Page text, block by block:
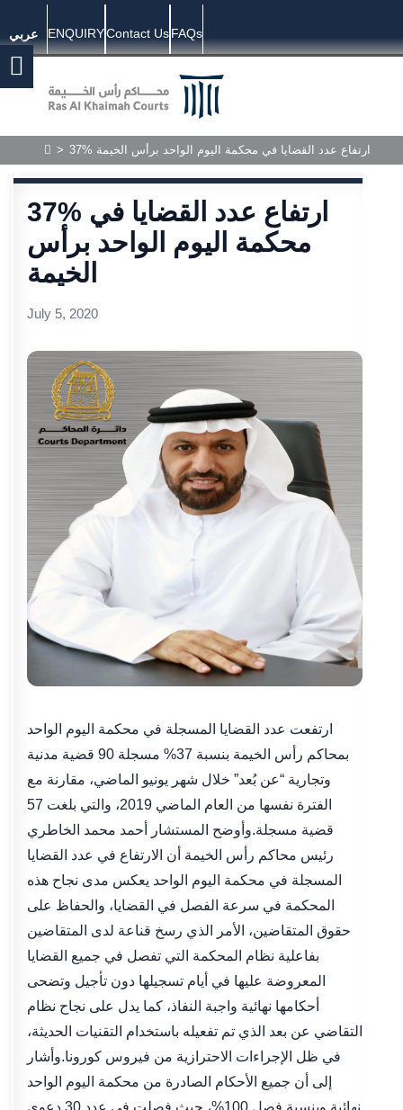
عربي ENQUIRYContact UsFAQs
> 37% ارتفاع عدد القضايا في محكمة اليوم الواحد برأس الخيمة
37% ارتفاع عدد القضايا في
محكمة اليوم الواحد برأس
الخيمة
July 5, 2020
ارتفعت عدد القضايا المسجلة في محكمة اليوم الواحد
بمحاكم رأس الخيمة بنسبة 37% مسجلة 90 قضية مدنية
وتجارية “عن بُعد” خلال شهر يونيو الماضي، مقارنة مع
الفترة نفسها من العام الماضي 2019، والتي بلغت 57
قضية مسجلة.وأوضح المستشار أحمد محمد الخاطري
رئيس محاكم رأس الخيمة أن الارتفاع في عدد القضايا
المسجلة في محكمة اليوم الواحد يعكس مدى نجاح هذه
المحكمة في سرعة الفصل في القضايا، والحفاظ على
حقوق المتقاضين، الأمر الذي رسخ قناعة لدى المتقاضين
بفاعلية نظام المحكمة التي تفصل في جميع القضايا
المعروضة عليها في أيام تسجيلها دون تأجيل وتضحى
أحكامها نهائية واجبة النفاذ، كما يدل على نجاح نظام
التقاضي عن بعد الذي تم تفعيله باستخدام التقنيات الحديثة،
في ظل الإجراءات الاحترازية من فيروس كورونا.وأشار
إلى أن جميع الأحكام الصادرة من محكمة اليوم الواحد